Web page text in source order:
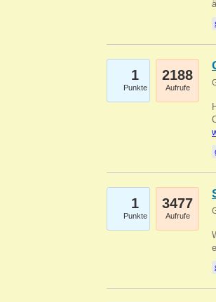
1
Punkte
2188
Aufrufe
1
Punkte
3477
Aufrufe